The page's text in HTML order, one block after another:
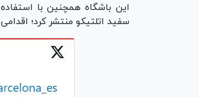
این باشگاه همچنین با
سفید اتلتیکو منتشر کرد؛